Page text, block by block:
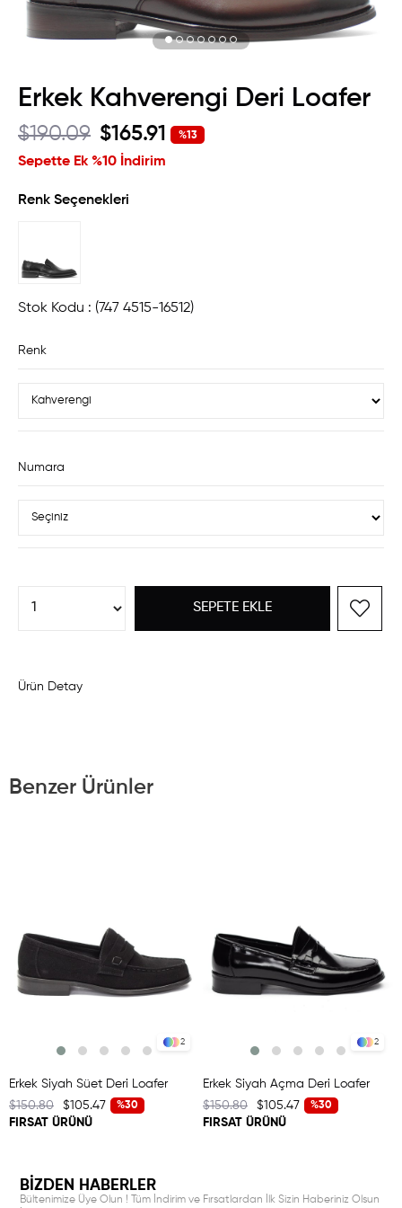
Erkek Kahverengi Deri Loafer
$190.09 $165.91
Sepette Ek %10 İndirim
%13
Renk Seçenekleri
Stok Kodu (747 4515-16512)
Renk
Numara
Ürün Detay
Benzer Ürünler
2
Erkek Siyah Süet Deri Loafer
%30
$105.47
$150.80
FIRSAT ÜRÜNÜ
2
Erkek Siyah Açma Deri Loafer
%30
$105.47
$150.80
FIRSAT ÜRÜNÜ
BİZDEN HABERLER
Bültenimize Üye Olun ! Tüm İndirim ve Fırsatlardan İlk Sizin Haberiniz Olsun